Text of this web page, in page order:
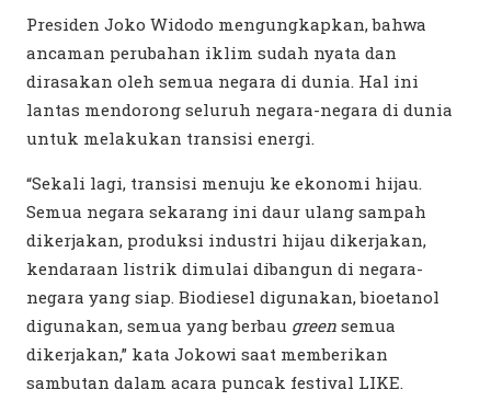
Presiden Joko Widodo mengungkapkan, bahwa
ancaman perubahan iklim sudah nyata dan
dirasakan oleh semua negara di dunia. Hal ini
lantas mendorong seluruh negara-negara di dunia
untuk melakukan transisi energi.
“Sekali lagi, transisi menuju ke ekonomi hijau.
Semua negara sekarang ini daur ulang sampah
dikerjakan, produksi industri hijau dikerjakan,
kendaraan listrik dimulai dibangun di negara-
negara yang siap. Biodiesel digunakan, bioetanol
digunakan, semua yang berbau green semua
dikerjakan,” kata Jokowi saat memberikan
sambutan dalam acara puncak festival LIKE.